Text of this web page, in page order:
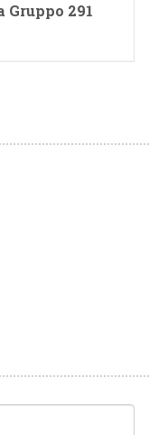
Gruppo 291